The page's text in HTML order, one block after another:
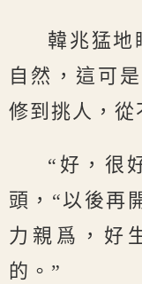
韓兆猛地
自然，這可
修到挑人，從
“好，很
頭，“以後再
力親爲，好
的。”